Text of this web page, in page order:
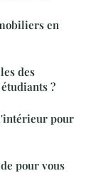
en
des
?
pour
pour vous